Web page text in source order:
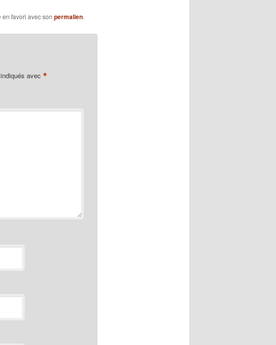
en favori avec son permalien.
avec *